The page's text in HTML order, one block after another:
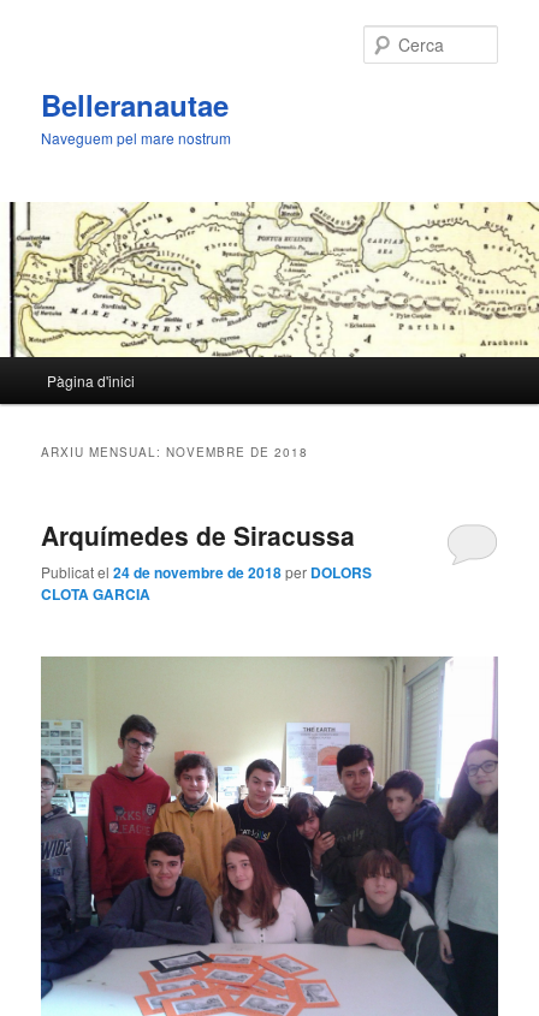
Belleranautae
Naveguem pel mare nostrum
principal
Aneu
principal
Aneu
secundari
Pàgina d'inici
ARXIU MENSUAL:NOVEMBRE DE 2018
Arquímedes de Siracussa
Publicat el24 de novembre de 2018per DOLORS
CLOTA GARCIA